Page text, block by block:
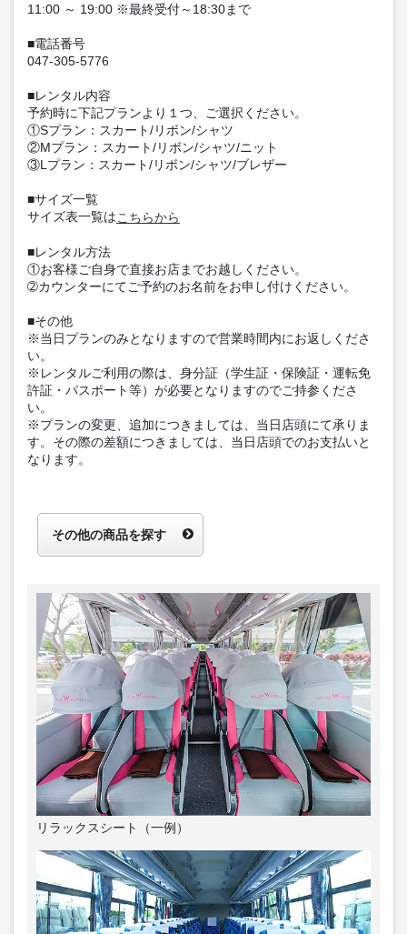
11:00 ～ 19:00 ※最終受付～18:30まで
■電話番号
047-305-5776
■レンタル内容
予約時に下記プランより１つ、ご選択ください。
①Sプラン：スカート/リボン/シャツ
②Mプラン：スカート/リボン/シャツ/ニット
③Lプラン：スカート/リボン/シャツ/ブレザー
■サイズ一覧
サイズ表一覧はこちらから
■レンタル方法
①お客様ご自身で直接お店までお越しください。
➁カウンターにてご予約のお名前をお申し付けください。
■その他
※当日プランのみとなりますので営業時間内にお返しくださ
い。
※レンタルご利用の際は、身分証（学生証・保険証・運転免
許証・パスポート等）が必要となりますのでご持参くださ
い。
※プランの変更、追加につきましては、当日店頭にて承りま
す。その際の差額につきましては、当日店頭でのお支払いと
なります。
その他の商品を探す
リラックスシート（一例）